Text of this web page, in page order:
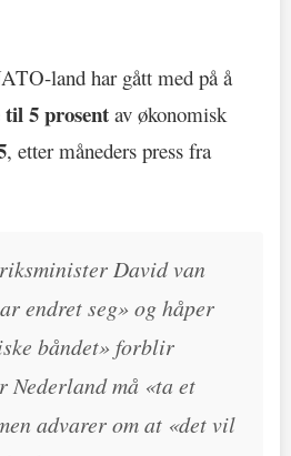
land har gått med på å
til 5 prosent av økonomisk
, etter måneders press fra
David van
endret seg» og håper
båndet» forblir
Nederland må «ta et
advarer om at «det vil